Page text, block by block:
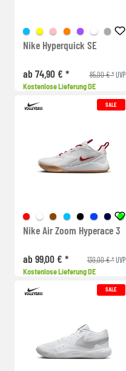
Nike Hyperquick SE
ab 74,90 € * 85,00 € *UVP
Kostenlose Lieferung DE
SALE
Nike Air Zoom Hyperace 3
ab 99,00 € * 130,00 € *UVP
Kostenlose Lieferung DE
SALE